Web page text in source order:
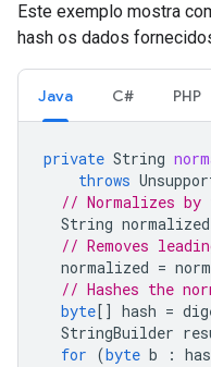
Este exemplo mostra
hash os dados
Java C# PHP
private String
throws
// Normalizes
String normalized
// Removes
normalized =
// Hashes the
byte[] hash =
StringBuilder
for (byte b :